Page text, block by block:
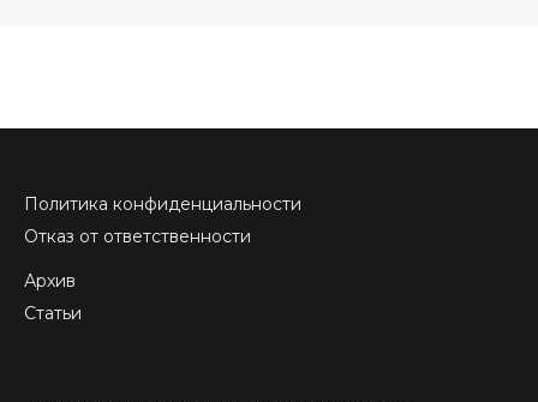
Политика конфиденциальности
Отказ от ответственности
Архив
Статьи